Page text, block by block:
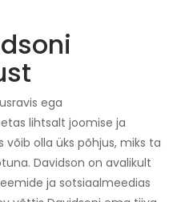
ega
lihtsalt joomise ja
olla üks põhjus, miks ta
Davidson on avalikult
ja sotsiaalmeedias